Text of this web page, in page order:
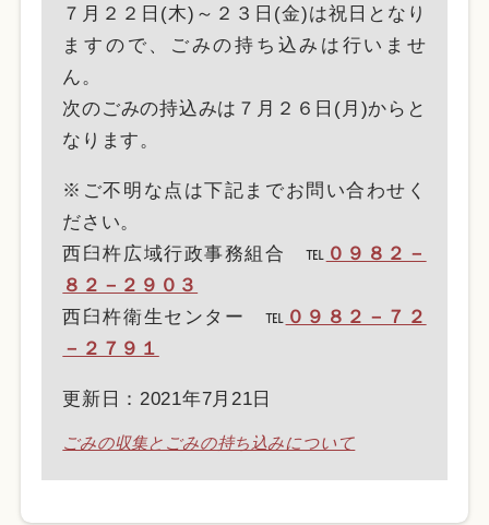
７月２２日(木)～２３日(金)は祝日となり
ますので、ごみの持ち込みは行いませ
ん。
次のごみの持込みは７月２６日(月)からと
なります。
※ご不明な点は下記までお問い合わせく
ださい。
西臼杵広域行政事務組合 ℡ ０９８２－
８２－２９０３
西臼杵衛生センター ℡ ０９８２－７２
－２７９１
更新日：2021年7月21日
ごみの収集とごみの持ち込みについて